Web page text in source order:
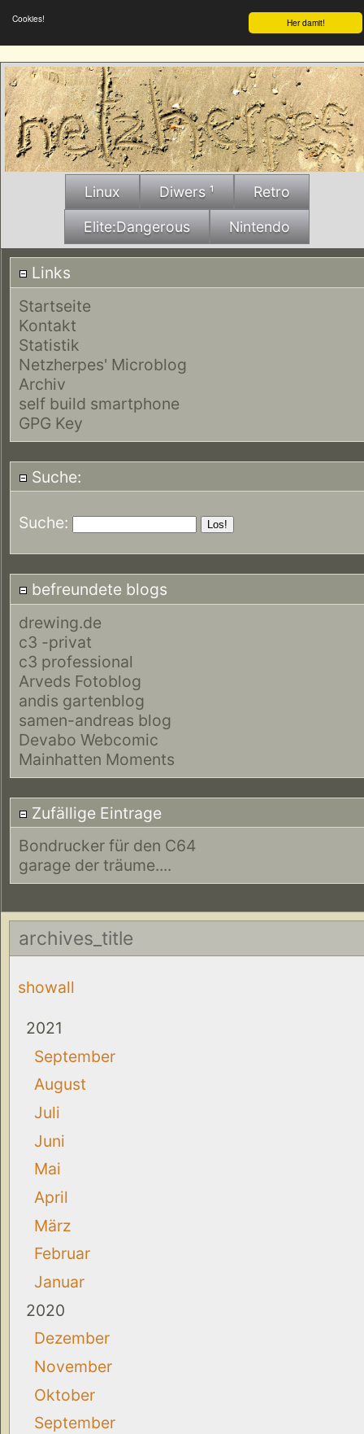
Her damit!
Cookies!
Linux Diwers ¹ Retro
Elite:Dangerous Nintendo
Links
Startseite
Kontakt
Statistik
Netzherpes' Microblog
Archiv
self build smartphone
GPG Key
Suche:
Suche:
befreundete blogs
drewing.de
c3 -privat
c3 professional
Arveds Fotoblog
andis gartenblog
samen-andreas blog
Devabo Webcomic
Mainhatten Moments
Zufällige Eintrage
Bondrucker für den C64
garage der träume....
archives_title
showall
2021
September
August
Juli
Juni
Mai
April
März
Februar
Januar
2020
Dezember
November
Oktober
September